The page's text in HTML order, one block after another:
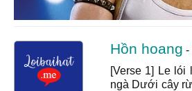
Hồn hoang -
[Verse 1] Le lói
ngà Dưới cây